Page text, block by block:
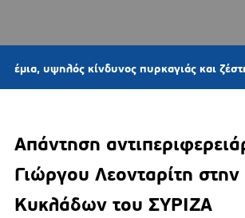
κίνδυνος πυρκαγιάς και ζέστη –
Απάντηση
Γιώργου Λεονταρίτη
Κυκλάδων του ΣΥΡΙΖΑ